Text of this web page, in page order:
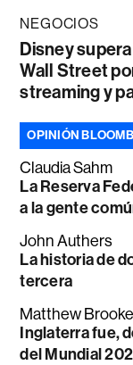
NEGOCIOS
Disney
Wall Street
streaming y
OPINIÓN
Claudia Sahm
La Reserva
a la gente
John Authers
La historia de
tercera
Matthew
Inglaterra fue,
del Mundial